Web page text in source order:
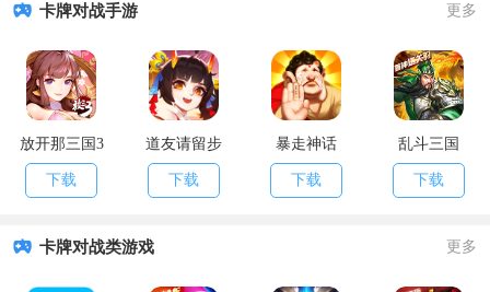
卡牌对战手游 更多
放开那三国3
下载
道友请留步
下载
暴走神话
下载
乱斗三国
下载
卡牌对战类游戏 更多